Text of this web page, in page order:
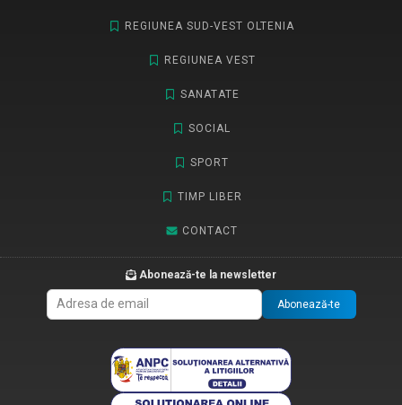
REGIUNEA SUD-VEST OLTENIA
REGIUNEA VEST
SANATATE
SOCIAL
SPORT
TIMP LIBER
CONTACT
Abonează-te la newsletter
Abonează-te